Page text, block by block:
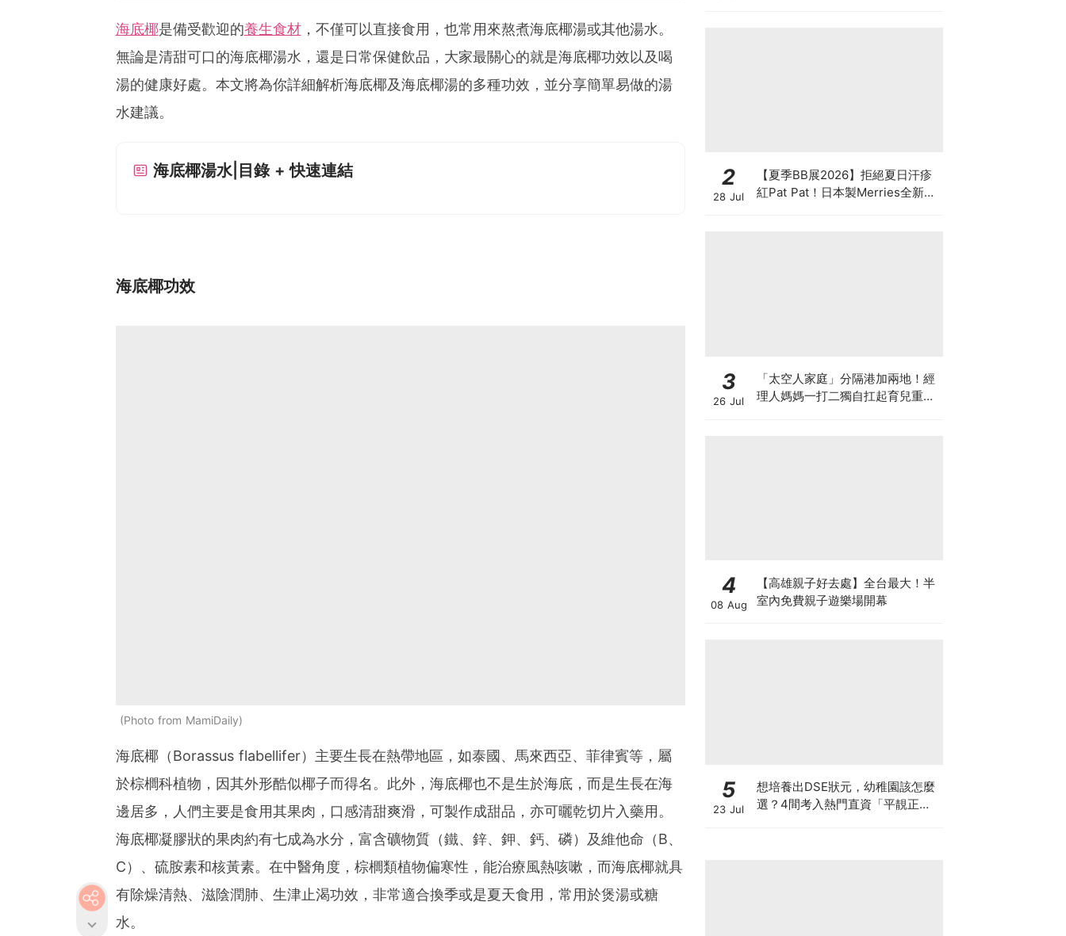
海底椰是備受歡迎的養生食材，不僅可以直接食用，也常用來熬煮海底椰湯或其他湯水。
無論是清甜可口的海底椰湯水，還是日常保健飲品，大家最關心的就是海底椰功效以及喝
湯的健康好處。本文將為你詳細解析海底椰及海底椰湯的多種功效，並分享簡單易做的湯
水建議。
海底椰湯水|目錄 + 快速連結
海底椰功效
Photo from MamiDaily
海底椰（Borassus flabellifer）主要生長在熱帶地區，如泰國、馬來西亞、菲律賓等，屬
於棕櫚科植物，因其外形酷似椰子而得名。此外，海底椰也不是生於海底，而是生長在海
邊居多，人們主要是食用其果肉，口感清甜爽滑，可製作成甜品，亦可曬乾切片入藥用。
海底椰凝膠狀的果肉約有七成為水分，富含礦物質（鐵、鋅、鉀、鈣、磷）及維他命（B、
C）、硫胺素和核黃素。在中醫角度，棕櫚類植物偏寒性，能治療風熱咳嗽，而海底椰就具
有除燥清熱、滋陰潤肺、生津止渴功效，非常適合換季或是夏天食用，常用於煲湯或糖
水。
2
28 Jul
【夏季BB展2026】拒絕夏日汗疹
紅Pat Pat！日本製Merries全新超
3
26 Jul
「太空人家庭」分隔港加兩地！經
理人媽媽一打二獨自扛起育兒重
4
08 Aug
【高雄親子好去處】全台最大！半
室內免費親子遊樂場開幕
5
23 Jul
想培養出DSE狀元，幼稚園該怎麼
選？4間考入熱門直資「平靚正」